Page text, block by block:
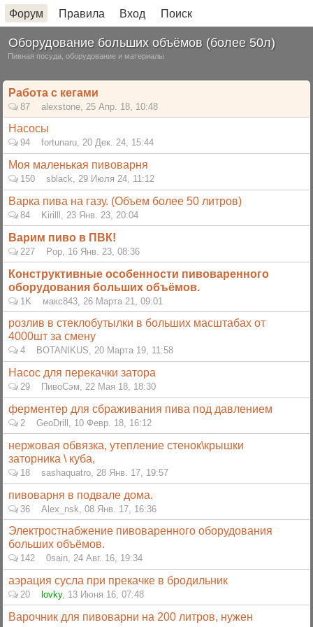
Форум Правила Вход Поиск
Оборудование больших объёмов (более 50л)
Пивная посуда, оборудование и материалы
Работа с кегами
87 alexstone, 25 Апр. 18, 10:48
Насосы
94 fortunaru, 20 Дек. 24, 15:44
Моя маленькая пивоварня
150 sblack, 29 Июля 24, 11:12
Варка пива на газу. (Объем более 50 литров)
84 Kirilll , 23 Янв. 23, 20:04
Варим пиво в ПВК!
227 Pop, 16 Янв. 23, 08:36
Конструктивные особенности пивоваренного
оборудования больших объёмов.
1K макс843, 26 Марта 21, 09:01
розлив в стеклобутылки в больших масштабах от
4000шт за смену
4 BOTANIKUS, 20 Марта 19, 11:58
Насос для перекачки затора
29 ПивоСэм, 22 Мая 18, 18:30
ферментер для сбраживания пива под давлением
2 GeoDrill 10 Февр. 18, 16:12
нержовая обвязка, утепление стенок\крышки
заторника \ куба,
18 sashaquatro, 28 Янв. 17, 19:57
пивоварня в подвале дома.
36 Alex_nsk 08 Янв. 17, 16:36
Электростнабжение пивоваренного оборудования
больших объёмов.
142 0sain, 24 Авг. 16, 19:34
аэрация сусла при прекачке в бродильник
20 lovky, 13 Июня 16, 07:48
Варочник для пивоварни на 200 литров, нужен